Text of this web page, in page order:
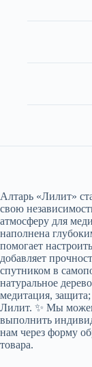
Алтарь «Лилит»
свою
атмосферу для
наполнена
помогает
добавляет
спутником в
натуральное
медитация,
Лилит. ✨ Мы можем
выполнить
нам через форму
товара.